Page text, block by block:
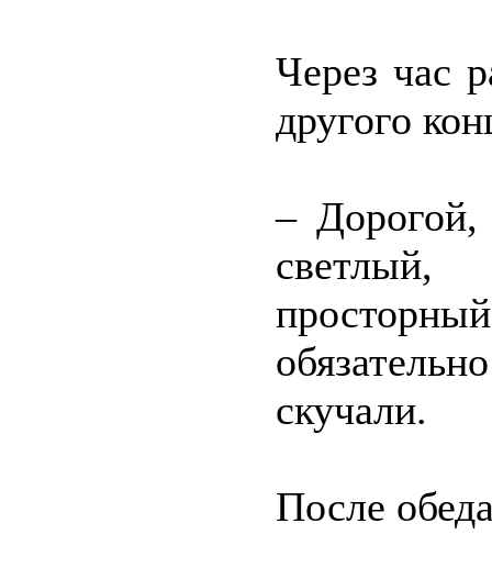
Через час
другого
– Дорогой,
скучали.
После